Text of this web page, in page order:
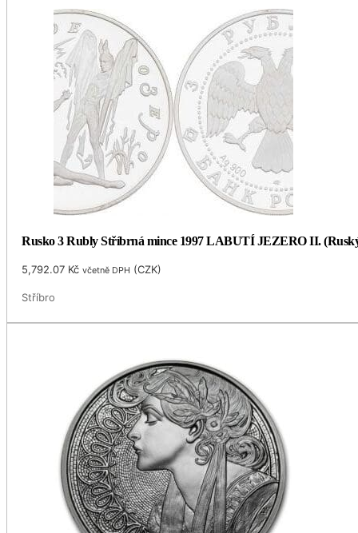
Rusko 3 Rubly Stříbrná mince 1997 LABUTÍ JEZERO II.
5,792.07 Kč včetně DPH (CZK)
Stříbro